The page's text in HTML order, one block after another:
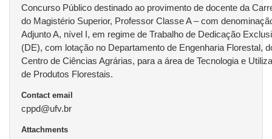
Concurso Público destinado ao provimento de docente da
do Magistério Superior, Professor Classe A – com
Adjunto A, nível I, em regime de Trabalho de Dedicação
(DE), com lotação no Departamento de Engenharia Florestal,
Centro de Ciências Agrárias, para a área de Tecnologia e
de Produtos Florestais.
Contact email
cppd@ufv.br
Attachments